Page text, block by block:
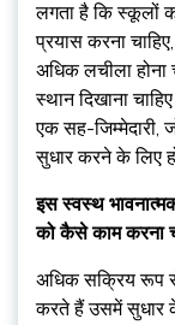
लगता है कि स्कूलों
प्रयास करना
अधिक लचीला
स्थान दिखाना
एक सह-जिम्मेदारी,
सुधार करने के लिए
इस स्वस्थ
को कैसे काम करना
अधिक सक्रिय रूप
करते हैं उसमें सुधार